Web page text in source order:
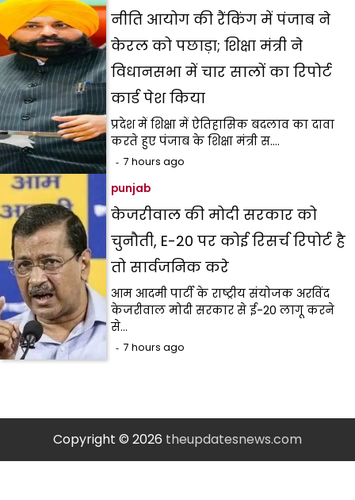
नीति आयोग की रैंकिंग में पंजाब ने
केरल को पछाड़ा; शिक्षा मंत्री ने
विधानसभा में चार सालों का रिपोर्ट
कार्ड पेश किया
प्रदेश में शिक्षा में ऐतिहासिक बदलाव का दावा
करते हुए पंजाब के शिक्षा मंत्री स.…
7 hours ago
punjab
केजरीवाल की मोदी सरकार को
चुनौती, E-20 पर कोई रिसर्च रिपोर्ट है
तो सार्वजनिक करे
आम आदमी पार्टी के राष्ट्रीय संयोजक अरविंद
केजरीवाल मोदी सरकार से ई-20 लागू करने
से…
7 hours ago
Copyright © 2026 theupdatesnews.com